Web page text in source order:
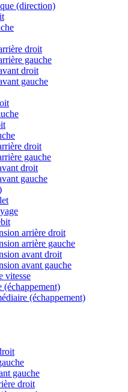
(direction)
droit
gauche
droit
gauche
droit
gauche
droit
gauche
arrière droit
arrière gauche
avant droit
avant gauche
vitesse
(échappement)
(échappement)
gauche
droit